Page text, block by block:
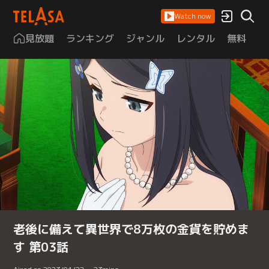
Watch now
見放題 ランキング ジャンル レンタル 無料
老後に備えて異世界で8万枚の金貨を貯めま
す 第03話